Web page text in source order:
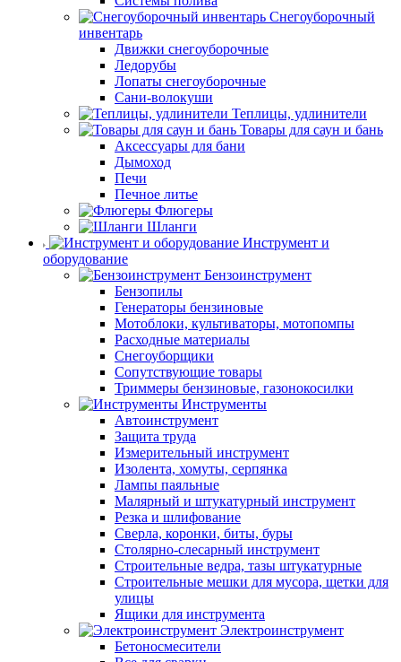
Снегоуборочный
инвентарь
Движки снегоуборочные
Ледорубы
Лопаты снегоуборочные
Сани-волокуши
Теплицы, удлинители
Товары для саун и бань
Аксессуары для бани
Дымоход
Печи
Печное литье
Флюгеры
Шланги
Инструмент и
оборудование
Бензоинструмент
Бензопилы
Генераторы бензиновые
Мотоблоки, культиваторы, мотопомпы
Расходные материалы
Снегоуборщики
Сопутствующие товары
Триммеры бензиновые, газонокосилки
Инструменты
Автоинструмент
Защита труда
Измерительный инструмент
Изолента, хомуты, серпянка
Лампы паяльные
Малярный и штукатурный инструмент
Резка и шлифование
Сверла, коронки, биты, буры
Столярно-слесарный инструмент
Строительные ведра, тазы штукатурные
Строительные мешки для мусора, щетки для
улицы
Ящики для инструмента
Электроинструмент
Бетоносмесители